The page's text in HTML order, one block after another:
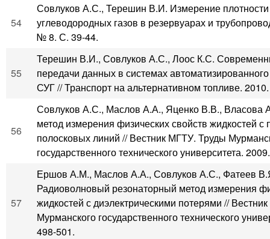
54
Совлуков А.С., Терешин В.И. Измерение
углеводородных газов в резервуарах и
№ 8. С. 39-44.
55
Терешин В.И., Совлуков А.С., Лоос К.С.
передачи данных в системах
СУГ // Транспорт на альтернативном топливе.
56
Совлуков А.С., Маслов А.А., Яценко В.В., Власова
метод измерения физических свойств жидкостей
полосковых линий // Вестник МГТУ. Труды
государственного технического университета.
57
Ершов А.М., Маслов А.А., Совлуков А.С., Фатеев
Радиоволновый резонаторный метод измерения
жидкостей с диэлектрическими потерями //
Мурманского государственного технического
498-501.